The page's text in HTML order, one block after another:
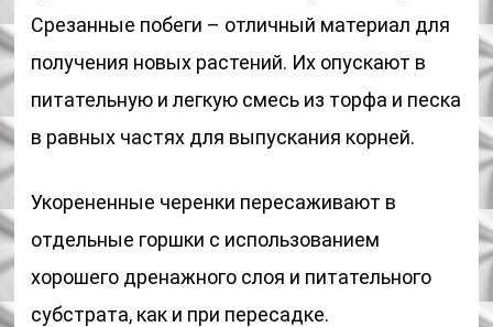
Срезанные побеги – отличный материал для
получения новых растений. Их опускают в
питательную и легкую смесь из торфа и песка
в равных частях для выпускания корней.
Укорененные черенки пересаживают в
отдельные горшки с использованием
хорошего дренажного слоя и питательного
субстрата, как и при пересадке.